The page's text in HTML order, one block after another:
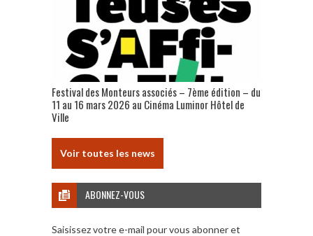
Festival des Monteurs associés – 7ème édition – du
11 au 16 mars 2026 au Cinéma Luminor Hôtel de
Ville
Voir toutes les news
ABONNEZ-VOUS
Saisissez votre e-mail pour vous abonner et